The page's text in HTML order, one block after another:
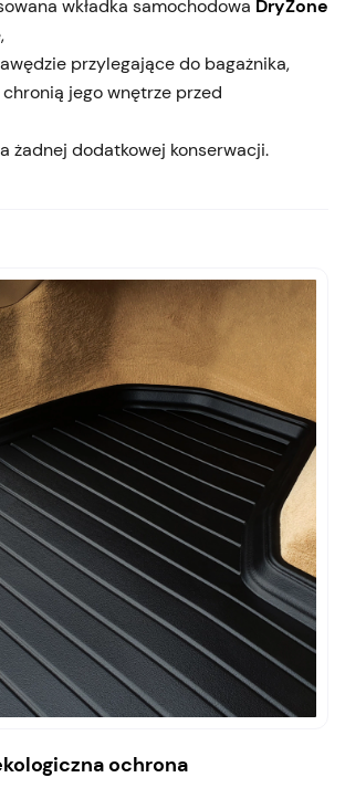
wkładka samochodowa DryZone
przylegające do bagażnika,
jego wnętrze przed
żadnej dodatkowej konserwacji.
ochrona